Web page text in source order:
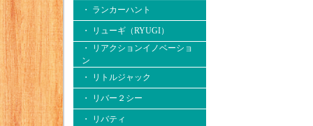
・ ランカーハント
・ リューギ（RYUGI）
・ リアクションイノベーショ
ン
・ リトルジャック
・ リバー２シー
・ リバティ